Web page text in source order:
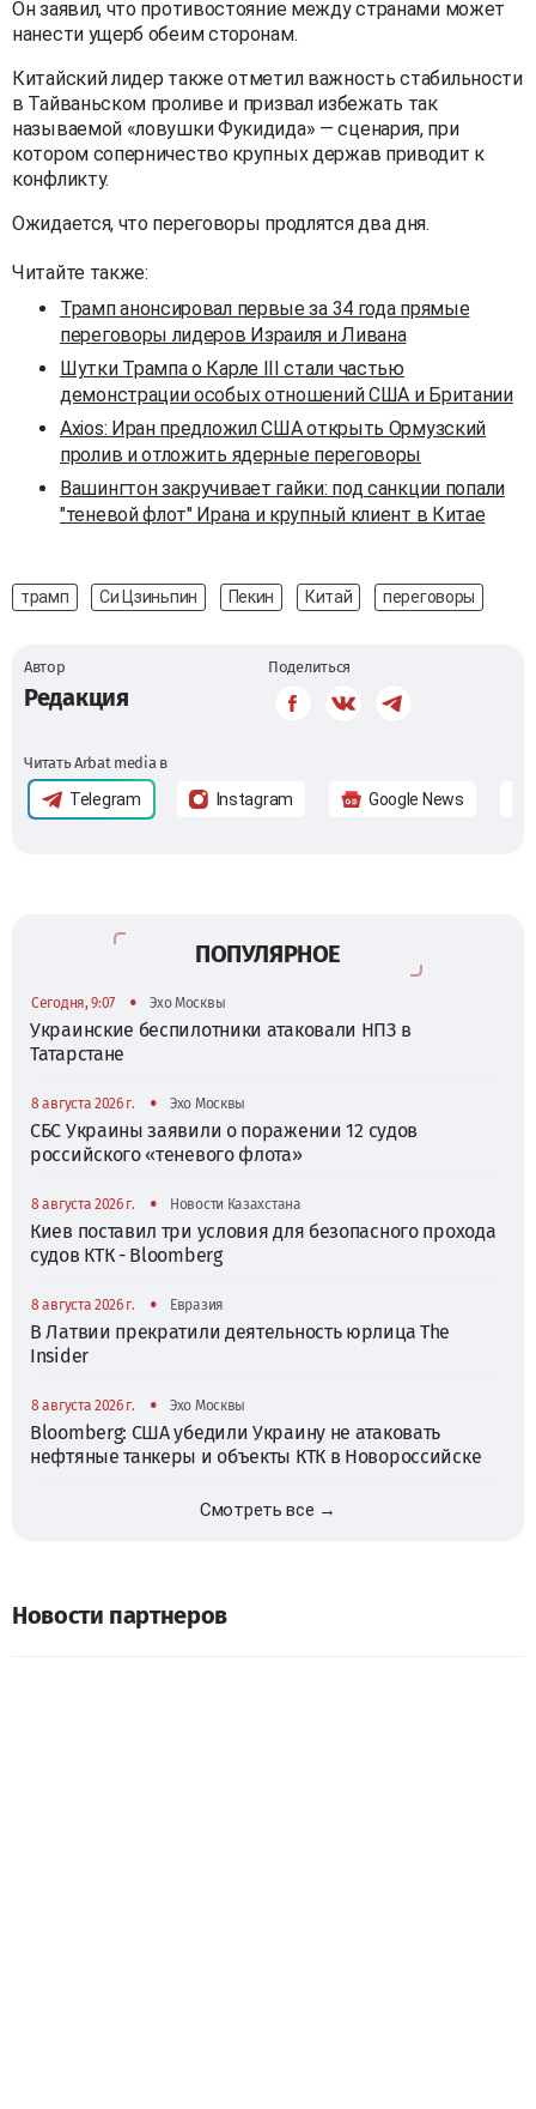
Он заявил, что противостояние между странами может
нанести ущерб обеим сторонам.
Китайский лидер также отметил важность стабильности
в Тайваньском проливе и призвал избежать так
называемой «ловушки Фукидида» — сценария, при
котором соперничество крупных держав приводит к
конфликту.
Ожидается, что переговоры продлятся два дня.
Читайте также:
Трамп анонсировал первые за 34 года прямые
переговоры лидеров Израиля и Ливана
Шутки Трампа о Карле III стали частью
демонстрации особых отношений США и Британии
Axios: Иран предложил США открыть Ормузский
пролив и отложить ядерные переговоры
Вашингтон закручивает гайки: под санкции попали
"теневой флот" Ирана и крупный клиент в Китае
трамп Си Цзиньпин Пекин Китай переговоры
Автор
Редакция
Поделиться
Читать Arbat media в
Telegram Instagram Google News
ПОПУЛЯРНОЕ
Сегодня, 9:07 • Эхо Москвы
Украинские беспилотники атаковали НПЗ в
Татарстане
8 августа 2026 г. • Эхо Москвы
СБС Украины заявили о поражении 12 судов
российского «теневого флота»
8 августа 2026 г. • Новости Казахстана
Киев поставил три условия для безопасного прохода
судов КТК - Bloomberg
8 августа 2026 г. • Евразия
В Латвии прекратили деятельность юрлица The
Insider
8 августа 2026 г. • Эхо Москвы
Bloomberg: США убедили Украину не атаковать
нефтяные танкеры и объекты КТК в Новороссийске
Смотреть все →
Новости партнеров